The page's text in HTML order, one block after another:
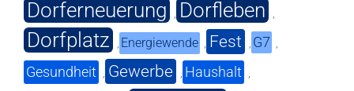
Dorferneuerung , Dorfleben ,
Dorfplatz , Energiewende , Fest , G7 ,
Gesundheit , Gewerbe , Haushalt ,